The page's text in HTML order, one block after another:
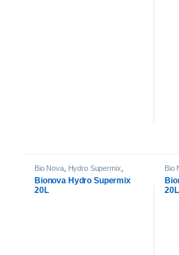
Bio Nova, Hydro Supermix
Voeding
Bionova Hydro Supermix
20L
Bio
20L